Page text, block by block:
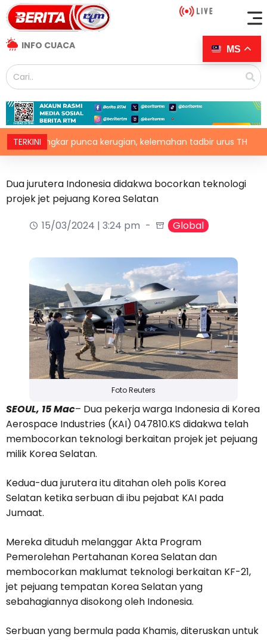
INFO CUACA
TERKINIpunca kerugian, kelemahan tadbir urus TH
Dua jurutera Indonesia didakwa bocorkan teknologi
projek jet pejuang Korea Selatan
15/03/2024 | 3:24 pm
Global
Foto Reuters
SEOUL, 15 Mac– Dua pekerja warga Indonesia di Korea
Aerospace Industries (KAI) 047810.KS didakwa telah
membocorkan teknologi berkaitan projek jet pejuang
milik Korea Selatan.
Kedua-dua jurutera itu ditahan oleh polis Korea
Selatan ketika serbuan di ibu pejabat KAI pada
Jumaat.
Mereka dituduh melanggar Akta Program
Pemerolehan Pertahanan Korea Selatan dan
membocorkan maklumat teknologi berkaitan KF-21,
jet pejuang tempatan Korea Selatan yang
sebahagiannya disokong oleh Indonesia.
Serbuan yang bermula pada Khamis, diteruskan untuk
MS